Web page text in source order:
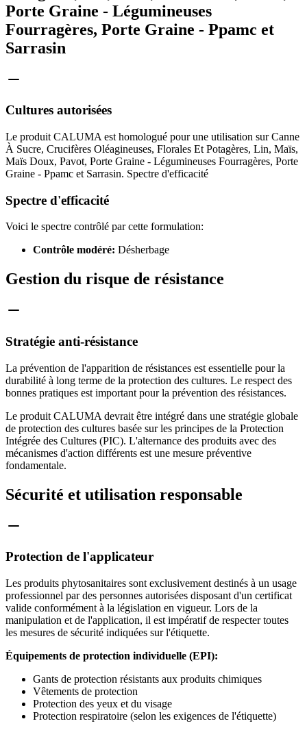
Porte Graine - Légumineuses
Fourragères, Porte Graine - Ppamc et
Sarrasin
Cultures autorisées
Le produit CALUMA est homologué pour une utilisation sur Canne
À Sucre, Crucifères Oléagineuses, Florales Et Potagères, Lin, Maïs,
Maïs Doux, Pavot, Porte Graine - Légumineuses Fourragères, Porte
Graine - Ppamc et Sarrasin. Spectre d'efficacité
Spectre d'efficacité
Voici le spectre contrôlé par cette formulation:
Contrôle modéré: Désherbage
Gestion du risque de résistance
Stratégie anti-résistance
La prévention de l'apparition de résistances est essentielle pour la
durabilité à long terme de la protection des cultures. Le respect des
bonnes pratiques est important pour la prévention des résistances.
Le produit CALUMA devrait être intégré dans une stratégie globale
de protection des cultures basée sur les principes de la Protection
Intégrée des Cultures (PIC). L'alternance des produits avec des
mécanismes d'action différents est une mesure préventive
fondamentale.
Sécurité et utilisation responsable
Protection de l'applicateur
Les produits phytosanitaires sont exclusivement destinés à un usage
professionnel par des personnes autorisées disposant d'un certificat
valide conformément à la législation en vigueur. Lors de la
manipulation et de l'application, il est impératif de respecter toutes
les mesures de sécurité indiquées sur l'étiquette.
Équipements de protection individuelle (EPI):
Gants de protection résistants aux produits chimiques
Vêtements de protection
Protection des yeux et du visage
Protection respiratoire (selon les exigences de l'étiquette)